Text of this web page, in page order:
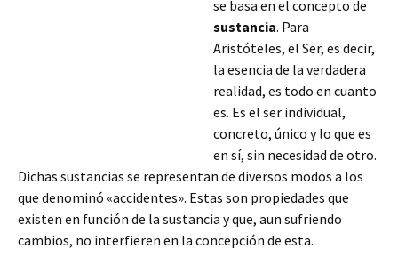
se basa en el concepto de
sustancia. Para
Aristóteles, el Ser, es decir,
la esencia de la verdadera
realidad, es todo en cuanto
es. Es el ser individual,
concreto, único y lo que es
en sí, sin necesidad de otro.
Dichas sustancias se representan de diversos modos a los
que denominó «accidentes». Estas son propiedades que
existen en función de la sustancia y que, aun sufriendo
cambios, no interfieren en la concepción de esta.